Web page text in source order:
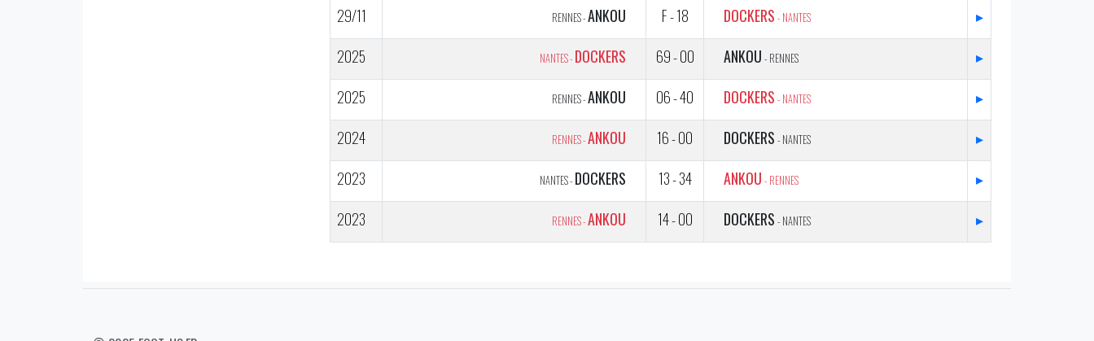
29/11
RENNES -ANKOU F - 18 DOCKERS - NANTES
▸
2025
NANTES - DOCKERS 69 - 00 ANKOU - RENNES
▸
2025
RENNES -ANKOU 06 - 40 DOCKERS - NANTES
▸
2024
RENNES -ANKOU 16 - 00 DOCKERS - NANTES
▸
2023
NANTES - DOCKERS 13 - 34 ANKOU - RENNES
▸
2023
RENNES -ANKOU 14 - 00 DOCKERS - NANTES ▸